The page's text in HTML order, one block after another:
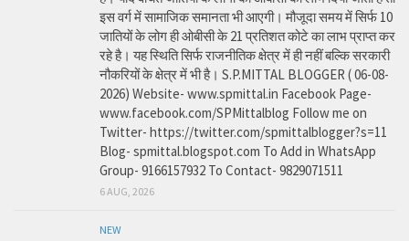
इस वर्ग में सामाजिक समानता भी आएगी। मौजूदा समय में सिर्फ 10
जातियों के लोग ही ओबीसी के 21 प्रतिशत कोटे का लाभ प्राप्त कर
रहे है। यह स्थिति सिर्फ राजनीतिक क्षेत्र में ही नहीं बल्कि सरकारी
नौकरियों के क्षेत्र में भी है। S.P.MITTAL BLOGGER ( 06-08-
2026) Website- www.spmittal.in Facebook Page-
www.facebook.com/SPMittalblog Follow me on
Twitter- https://twitter.com/spmittalblogger?s=11
Blog- spmittal.blogspot.com To Add in WhatsApp
Group- 9166157932 To Contact- 9829071511
6 AUG, 2026
NEW